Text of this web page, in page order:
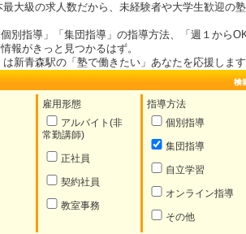
大級の求人数だから、未経験者や大学生歓迎の
別指導」「集団指導」の指導方法、「週１から
報がきっと見つかるはず。
新青森駅の「塾で働きたい」あなたを応援します
雇用形態
アルバイト(非
常勤講師)
正社員
契約社員
教室事務
指導方法
個別指導
集団指導
自立学習
オンライン指導
その他